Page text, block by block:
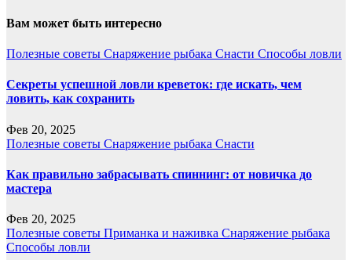
Вам может быть интересно
Полезные советы Снаряжение рыбака Снасти Способы ловли
Секреты успешной ловли креветок: где искать, чем
ловить, как сохранить
Фев 20, 2025
Полезные советы Снаряжение рыбака Снасти
Как правильно забрасывать спиннинг: от новичка до
мастера
Фев 20, 2025
Полезные советы Приманка и наживка Снаряжение рыбака
Способы ловли